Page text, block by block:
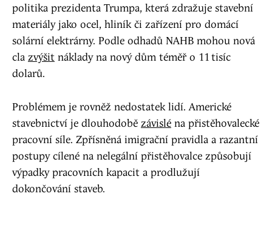
politika prezidenta Trumpa, která zdražuje stavební
materiály jako ocel, hliník či zařízení pro domácí
solární elektrárny. Podle odhadů NAHB mohou nová
cla zvýšit náklady na nový dům téměř o 11 tisíc
dolarů.
Problémem je rovněž nedostatek lidí. Americké
stavebnictví je dlouhodobě závislé na přistěhovalecké
pracovní síle. Zpřísněná imigrační pravidla a razantní
postupy cílené na nelegální přistěhovalce způsobují
výpadky pracovních kapacit a prodlužují
dokončování staveb.